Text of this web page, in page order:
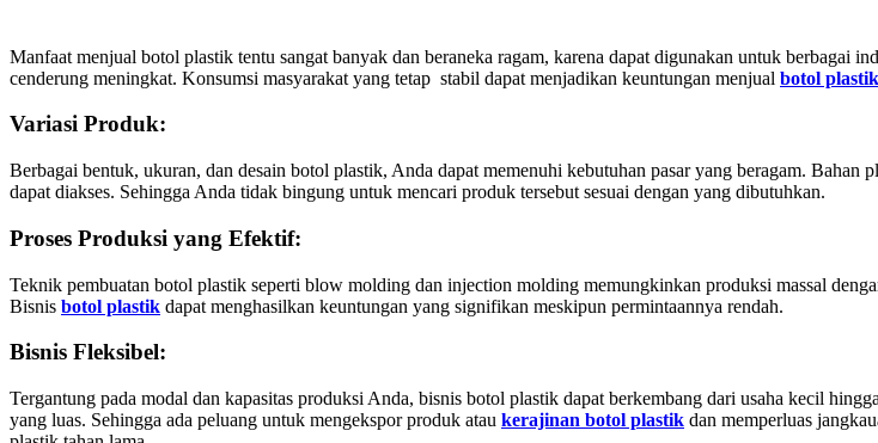
Manfaat menjual botol plastik tentu sangat banyak dan beraneka ragam, karena dapat digunakan untuk berbagai
cenderung meningkat. Konsumsi masyarakat yang tetap stabil dapat menjadikan keuntungan menjual botol plastik
Variasi Produk:
Berbagai bentuk, ukuran, dan desain botol plastik, Anda dapat memenuhi kebutuhan pasar yang beragam. Bahan
dapat diakses. Sehingga Anda tidak bingung untuk mencari produk tersebut sesuai dengan yang dibutuhkan.
Proses Produksi yang Efektif:
Teknik pembuatan botol plastik seperti blow molding dan injection molding memungkinkan produksi massal
Bisnis botol plastik dapat menghasilkan keuntungan yang signifikan meskipun permintaannya rendah.
Bisnis Fleksibel:
Tergantung pada modal dan kapasitas produksi Anda, bisnis botol plastik dapat berkembang dari usaha kecil
yang luas. Sehingga ada peluang untuk mengekspor produk atau kerajinan botol plastik dan memperluas